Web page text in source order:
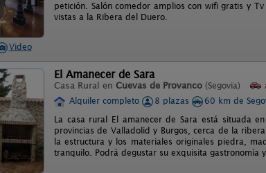
Video
petición. Salón comedor amplios con wifi gratis y
vistas a la Ribera del Duero.
El Amanecer de Sara
Casa Rural en Cuevas de Provanco (Segovia)
Alquiler completo
8 plazas
60 km de
La casa rural El amanecer de Sara está situada
provincias de Valladolid y Burgos, cerca de la
la estructura y los materiales originales piedra,
tranquilo. Podrá degustar su exquisita gastronomía